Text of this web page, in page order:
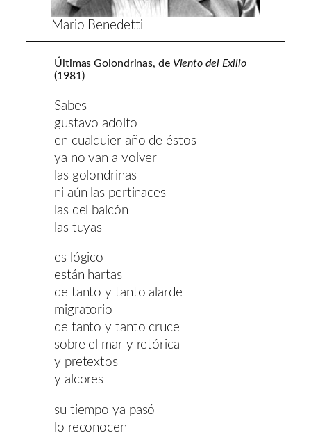
Mario Benedetti
Últimas Golondrinas, de Viento del Exilio
(1981)
Sabes
gustavo adolfo
en cualquier año de éstos
ya no van a volver
las golondrinas
ni aún las pertinaces
las del balcón
las tuyas
es lógico
están hartas
de tanto y tanto alarde
migratorio
de tanto y tanto cruce
sobre el mar y retórica
y pretextos
y alcores
su tiempo ya pasó
lo reconocen